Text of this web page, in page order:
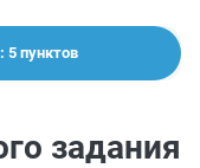
5 пунктов
задания